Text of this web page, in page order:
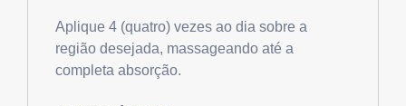
Aplique 4 (quatro) vezes ao dia sobre a
região desejada, massageando até a
completa absorção.